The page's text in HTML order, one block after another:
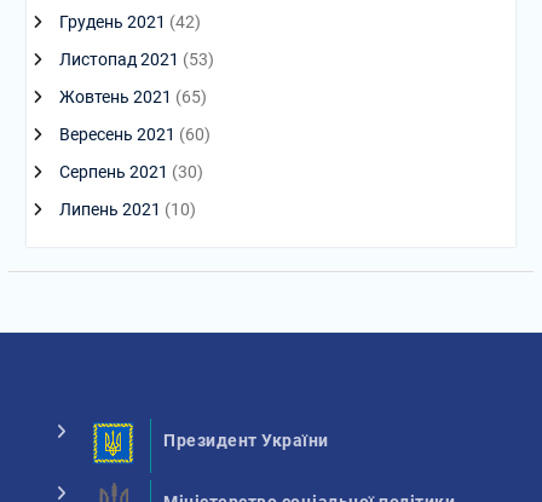
Грудень 2021 (42)
Листопад 2021 (53)
Жовтень 2021 (65)
Вересень 2021 (60)
Серпень 2021 (30)
Липень 2021 (10)
Президент України